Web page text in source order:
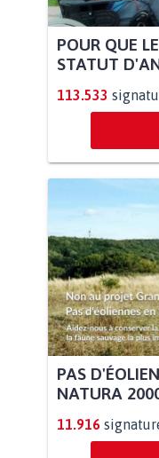
POUR QUE
STATUT
113.533
PAS
NATURA
11.916